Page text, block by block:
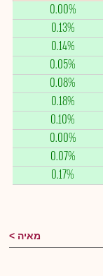
0.00%
0.13%
0.14%
0.05%
0.08%
0.18%
0.10%
0.00%
0.07%
0.17%
מאיה